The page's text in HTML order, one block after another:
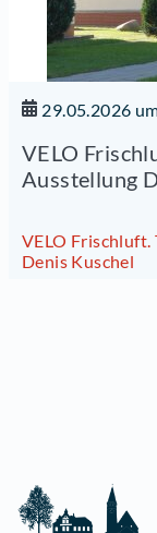
29.05.2026
VELO
Ausstellung
VELO Frischluft.
Denis Kuschel